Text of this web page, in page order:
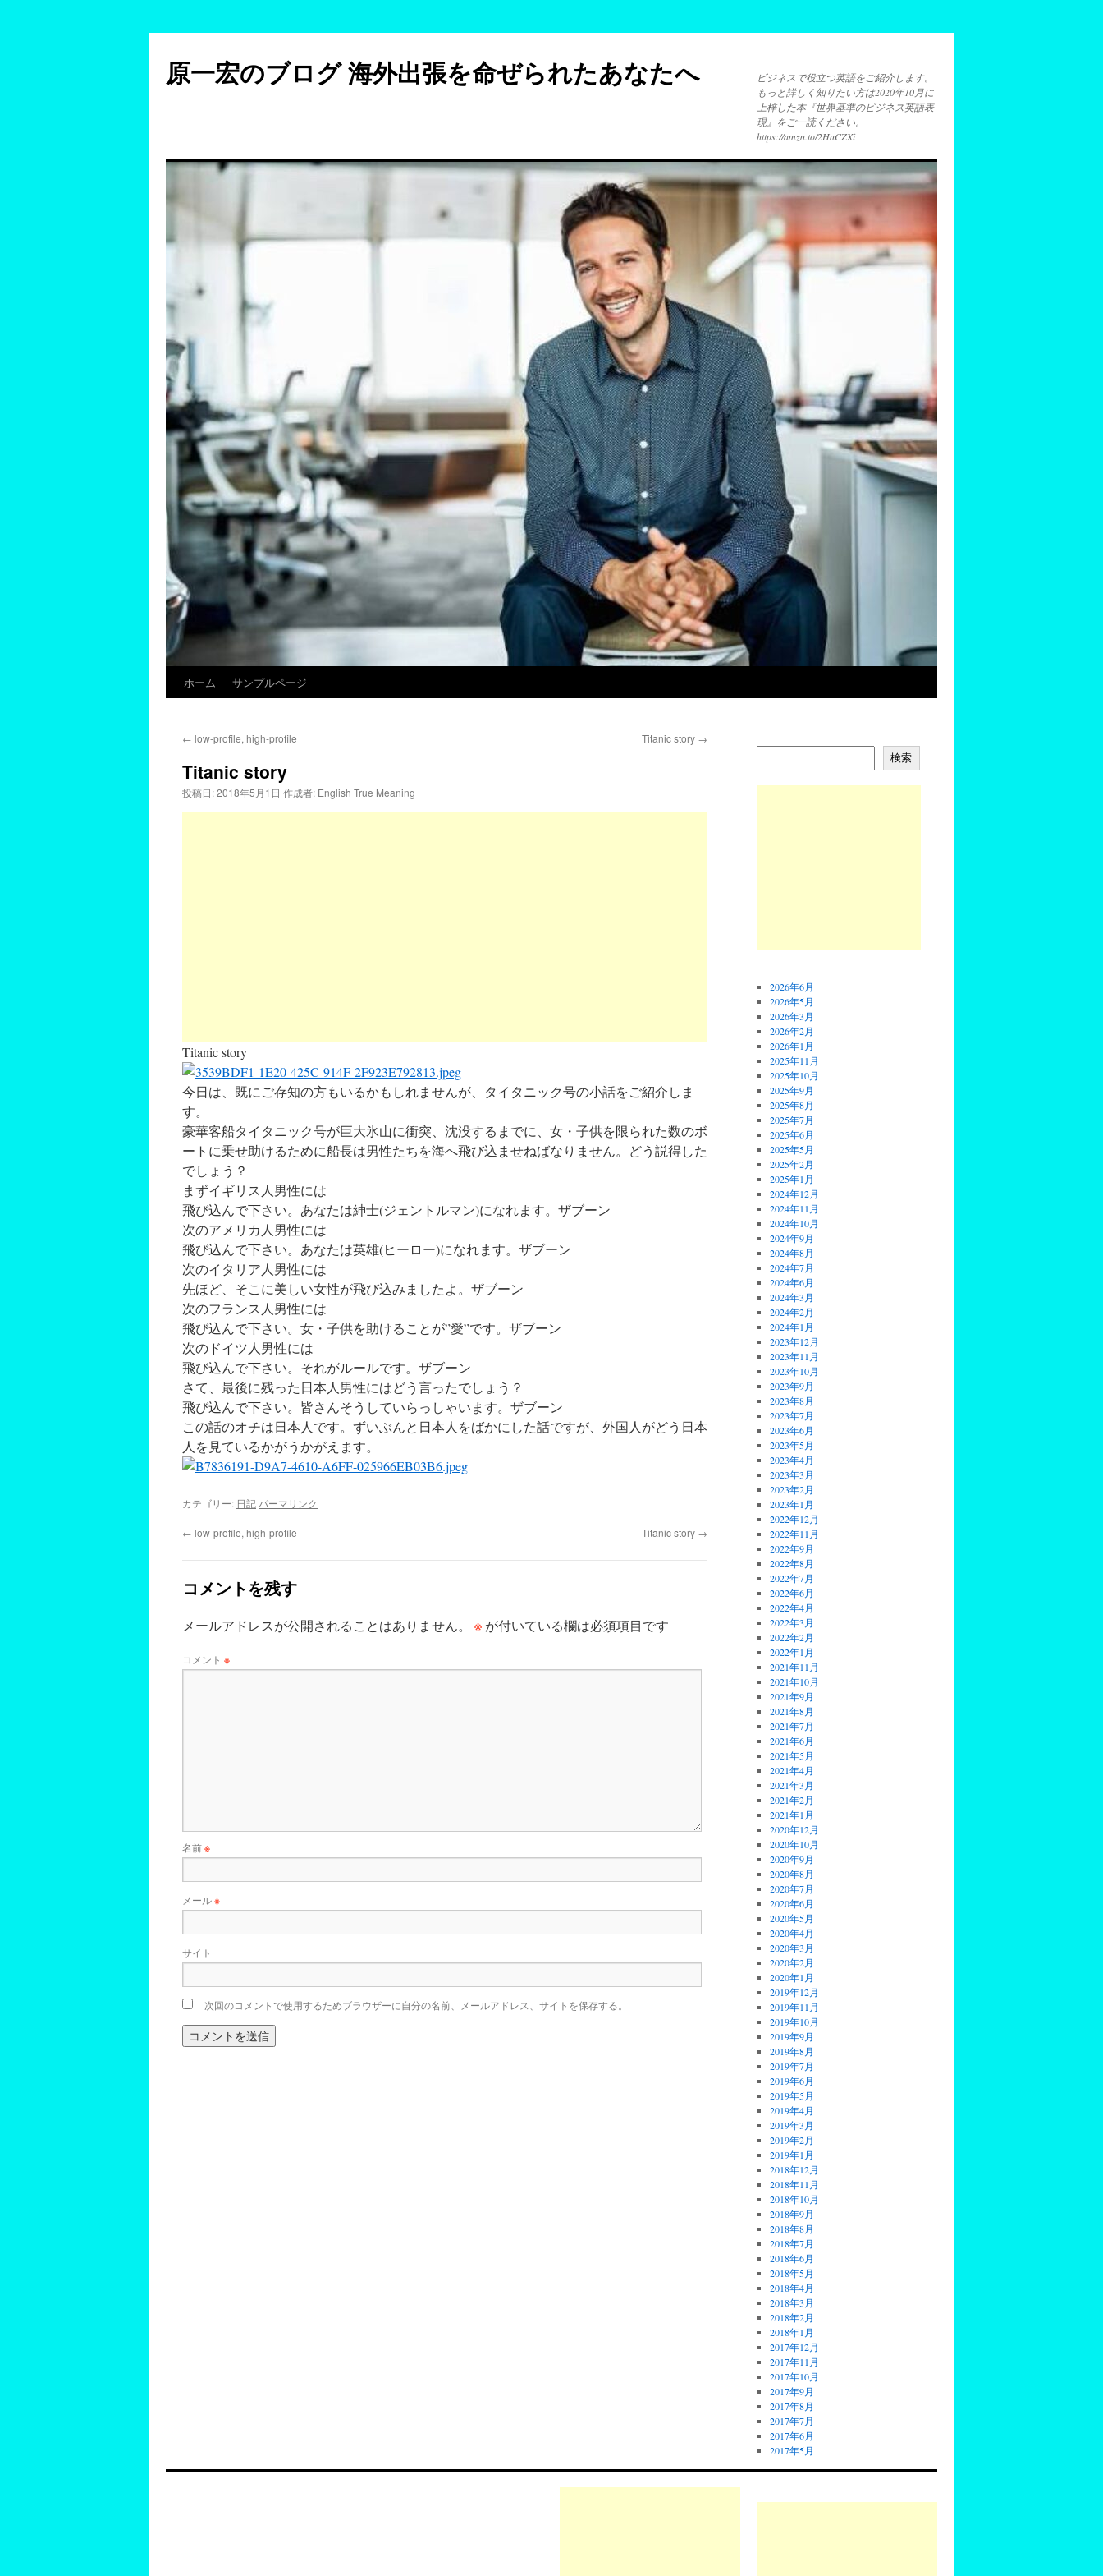
テ
ン
ッ
原一宏のブログ 海外出張を命ぜられたあなたへ
ビジネスで役立つ英語をご紹介します。
もっと詳しく知りたい方は2020年10月に
上梓した本『世界基準のビジネス英語表
現』をご一読ください。
https://amzn.to/2HnCZXi
ホーム サンプルページ
← low-profile, high-profile Titanic story →
Titanic story
投稿日:2018年5月1日 作成者: English True Meaning
Titanic story
今日は、 既にご存知の方もいるかもしれませんが、タイタニック号の小話をご紹介しま
す。
豪華客船タイタニック号が巨大氷山に衝突、沈没するまでに、女・子供を限られた数のボ
ートに乗せ助けるために船長は男性たちを海へ飛び込ませねばなりません。どう説得した
でしょう？
まずイギリス人男性には
飛び込んで下さい。あなたは紳士(ジェントルマン)になれます。ザブーン
次のアメリカ人男性には
飛び込んで下さい。あなたは英雄(ヒーロー)になれます。ザブーン
次のイタリア人男性には
先ほど、そこに美しい女性が飛び込みましたよ。ザブーン
次のフランス人男性には
飛び込んで下さい。女・子供を助けることが”愛”です。ザブーン
次のドイツ人男性には
飛び込んで下さい。それがルールです。ザブーン
さて、最後に残った日本人男性にはどう言ったでしょう？
飛び込んで下さい。皆さんそうしていらっしゃいます。ザブーン
この話のオチは日本人です。ずいぶんと日本人をばかにした話ですが、外国人がどう日本
人を見ているかがうかがえます。
カテゴリー: 日記 パーマリンク
← low-profile, high-profile Titanic story →
コメントを残す
メールアドレスが公開されることはありません。 ※ が付いている欄は必須項目です
コメント ※
名前※
メール※
サイト
次回のコメントで使用するためブラウザーに自分の名前、メールアドレス、サイトを保存する。
検索
2026年6月
2026年5月
2026年3月
2026年2月
2026年1月
2025年11月
2025年10月
2025年9月
2025年8月
2025年7月
2025年6月
2025年5月
2025年2月
2025年1月
2024年12月
2024年11月
2024年10月
2024年9月
2024年8月
2024年7月
2024年6月
2024年3月
2024年2月
2024年1月
2023年12月
2023年11月
2023年10月
2023年9月
2023年8月
2023年7月
2023年6月
2023年5月
2023年4月
2023年3月
2023年2月
2023年1月
2022年12月
2022年11月
2022年9月
2022年8月
2022年7月
2022年6月
2022年4月
2022年3月
2022年2月
2022年1月
2021年11月
2021年10月
2021年9月
2021年8月
2021年7月
2021年6月
2021年5月
2021年4月
2021年3月
2021年2月
2021年1月
2020年12月
2020年10月
2020年9月
2020年8月
2020年7月
2020年6月
2020年5月
2020年4月
2020年3月
2020年2月
2020年1月
2019年12月
2019年11月
2019年10月
2019年9月
2019年8月
2019年7月
2019年6月
2019年5月
2019年4月
2019年3月
2019年2月
2019年1月
2018年12月
2018年11月
2018年10月
2018年9月
2018年8月
2018年7月
2018年6月
2018年5月
2018年4月
2018年3月
2018年2月
2018年1月
2017年12月
2017年11月
2017年10月
2017年9月
2017年8月
2017年7月
2017年6月
2017年5月